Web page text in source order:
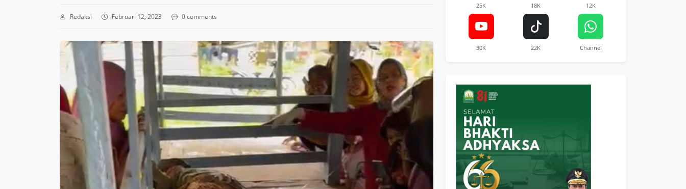
Redaksi Februari 12, 2023 0 comments
25K 18K 12K
30K 22K Channel